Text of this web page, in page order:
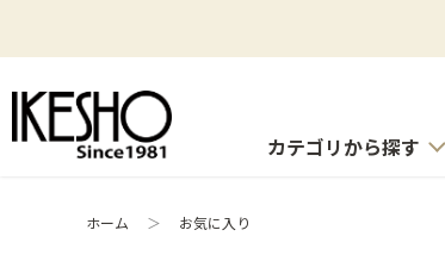
カテゴリから探す
ホーム ＞ お気に入り